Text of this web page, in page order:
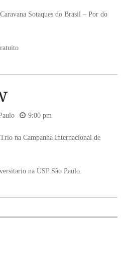
Sotaques do Brasil – Por do
9:00 pm
na Campanha Internacional de
na USP São Paulo.